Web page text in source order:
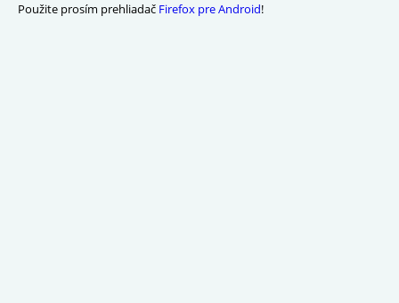
Použite prosím prehliadač Firefox pre Android!